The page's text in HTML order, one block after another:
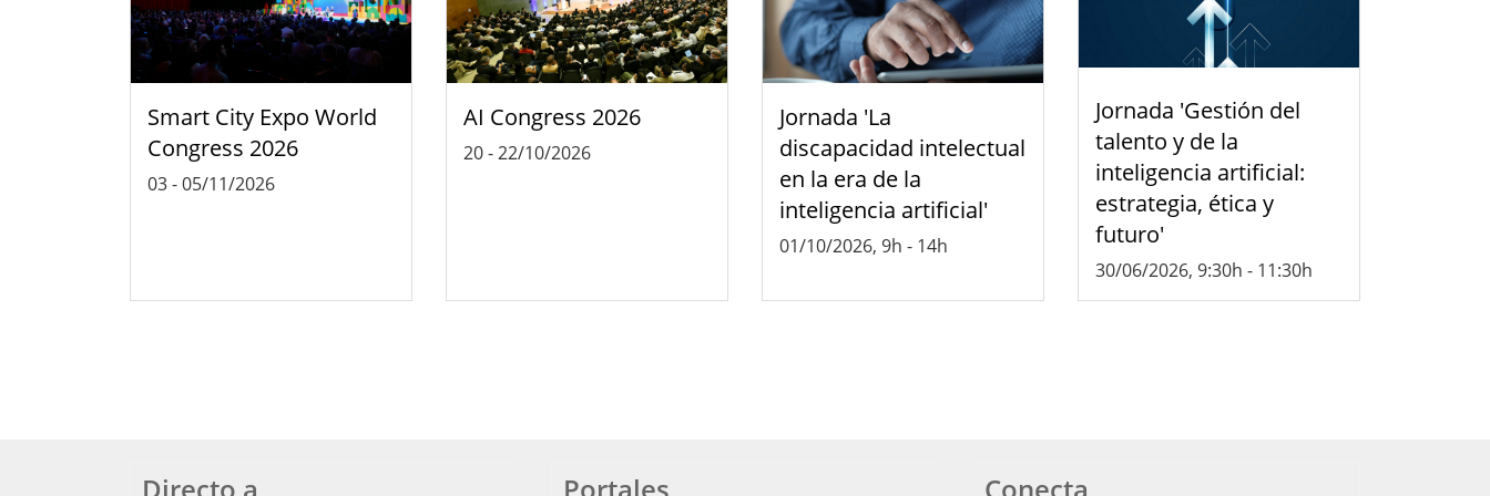
Smart City Expo World
Congress 2026
03-05/11/2026
AI Congress 2026
20-22/10/2026
Jornada 'La
discapacidad intelectual
en la era de la
inteligencia artificial'
01/10/2026, 9h - 14h
Jornada 'Gestión del
talento y de la
inteligencia artificial:
estrategia, ética y
futuro'
30/06/2026, 9:30h - 11:30h